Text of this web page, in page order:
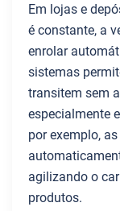
Em lojas e
é constante, a
enrolar
sistemas
transitem sem
especialmente
por exemplo,
agilizando o
produtos.